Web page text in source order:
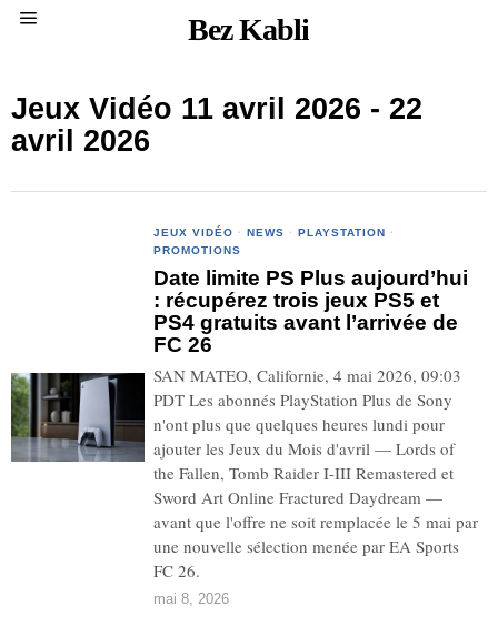
Bez Kabli
Jeux Vidéo 11 avril 2026 - 22
avril 2026
JEUX VIDÉO · NEWS · PLAYSTATION ·
PROMOTIONS
Date limite PS Plus aujourd’hui
: récupérez trois jeux PS5 et
PS4 gratuits avant l’arrivée de
FC 26
SAN MATEO, Californie, 4 mai 2026, 09:03
PDT Les abonnés PlayStation Plus de Sony
n'ont plus que quelques heures lundi pour
ajouter les Jeux du Mois d'avril — Lords of
the Fallen, Tomb Raider I-III Remastered et
Sword Art Online Fractured Daydream —
avant que l'offre ne soit remplacée le 5 mai par
une nouvelle sélection menée par EA Sports
FC 26.
mai 8, 2026